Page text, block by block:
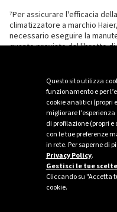
Questo sito utilizza
funzionamento e per
cookie analitici (propri
migliorare
di profilazione (propri
con le tue preferenze
in rete. Per saperne di
Privacy Policy.
Gestisci le tue
Cliccando su "Accetta
cookie.
⁷Per assicurare l'efficacia
climatizzatore a marchio
necessario eseguire la
quanto previsto dal libretto